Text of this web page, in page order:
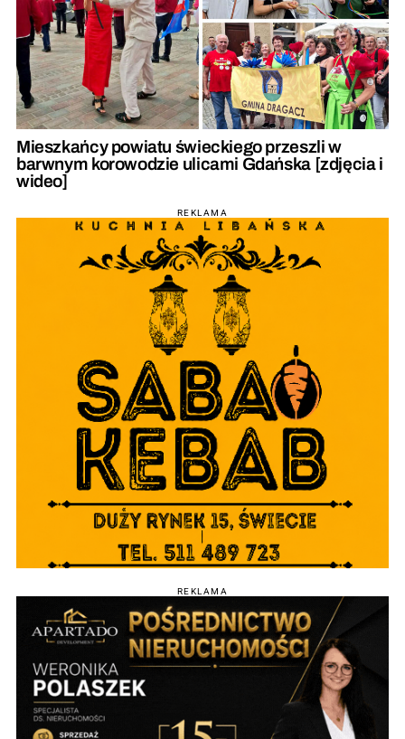
Mieszkańcy powiatu świeckiego przeszli w
barwnym korowodzie ulicami Gdańska [zdjęcia i
wideo]
REKLAMA
REKLAMA